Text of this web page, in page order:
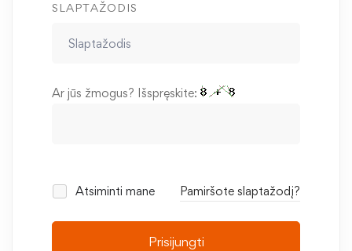
SLAPTAŽODIS
Ar jūs žmogus? Išspręskite:
Atsiminti mane Pamiršote slaptažodį?
Prisijungti